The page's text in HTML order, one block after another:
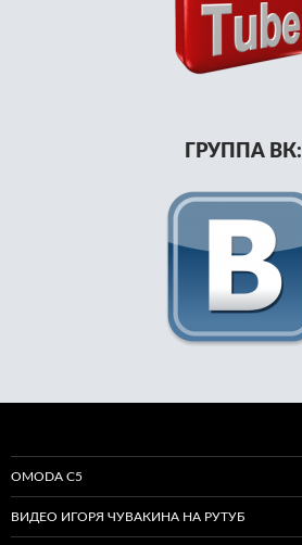
ГРУППА ВК:
OMODA C5
ВИДЕО ИГОРЯ ЧУВАКИНА НА РУТУБ